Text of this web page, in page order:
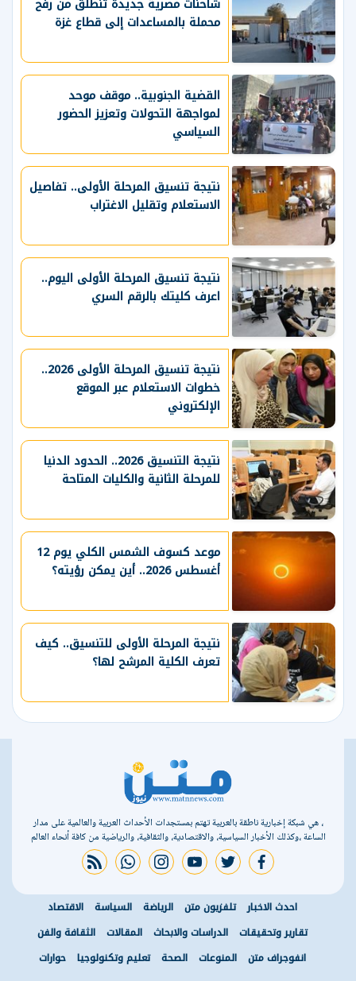
شاحنات مصرية جديدة تنطلق من رفح
محملة بالمساعدات إلى قطاع غزة
القضية الجنوبية.. موقف موحد
لمواجهة التحولات وتعزيز الحضور
السياسي
نتيجة تنسيق المرحلة الأولى.. تفاصيل
الاستعلام وتقليل الاغتراب
نتيجة تنسيق المرحلة الأولى اليوم..
اعرف كليتك بالرقم السري
نتيجة تنسيق المرحلة الأولى 2026..
خطوات الاستعلام عبر الموقع
الإلكتروني
نتيجة التنسيق 2026.. الحدود الدنيا
للمرحلة الثانية والكليات المتاحة
موعد كسوف الشمس الكلي يوم 12
أغسطس 2026.. أين يمكن رؤيته؟
نتيجة المرحلة الأولى للتنسيق.. كيف
تعرف الكلية المرشح لها؟
، هي شبكة إخبارية ناطقة بالعربية تهتم بمستجدات الأحداث العربية والعالمية على مدار
الساعة ،وكذلك الأخبار السياسية، والاقتصادية، والثقافية، والرياضية من كافة أنحاء العالم
facebook
twitter
youtube
instagram
whatsapp
rss feed
احدث الاخبار تلفزيون متن الرياضة السياسة
الاقتصاد
تقارير وتحقيقات
الدراسات والابحاث المقالات
الثقافة والفن
انفوجراف متن
المنوعات الصحة تعليم وتكنولوجيا حوارات